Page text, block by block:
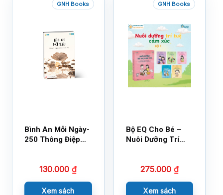
GNH Books
Bình An Mỗi Ngày-
250 Thông Điệp
130.000₫
Xem sách
GNH Books
Bộ EQ Cho Bé –
Nuôi Dưỡng Trí
275.000 ₫
Xem sách